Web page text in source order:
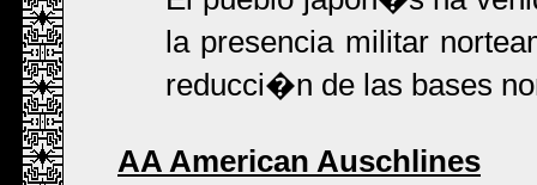
la presencia militar
reducci�n de las bases
AA American Auschlines